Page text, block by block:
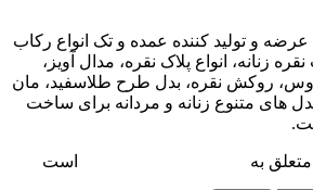
و تولید کننده عمده و تک انواع رکاب
زنانه، انواع پلاک نقره، مدال آویز،
روکش نقره، بدل طرح طلاسفید، مان
های متنوع زنانه و مردانه برای ساخت
به است